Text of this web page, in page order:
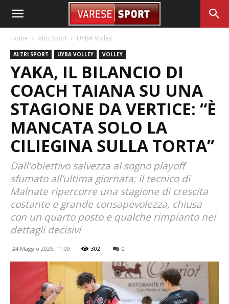
Home Altri Sport UYBA Volley
ALTRI SPORT UYBA VOLLEY VOLLEY
YAKA, IL BILANCIO DI
COACH TAIANA SU UNA
STAGIONE DA VERTICE: “È
MANCATA SOLO LA
CILIEGINA SULLA TORTA”
Dall'obiettivo salvezza al sogno playoff
sfumato all’ultima giornata: il tecnico di
Malnate ripercorre una stagione di crescita
costante e grande consapevolezza, chiusa
con un quarto posto e qualche rimpianto nei
dettagli decisivi
24 Maggio 2026, 11:00 302 0